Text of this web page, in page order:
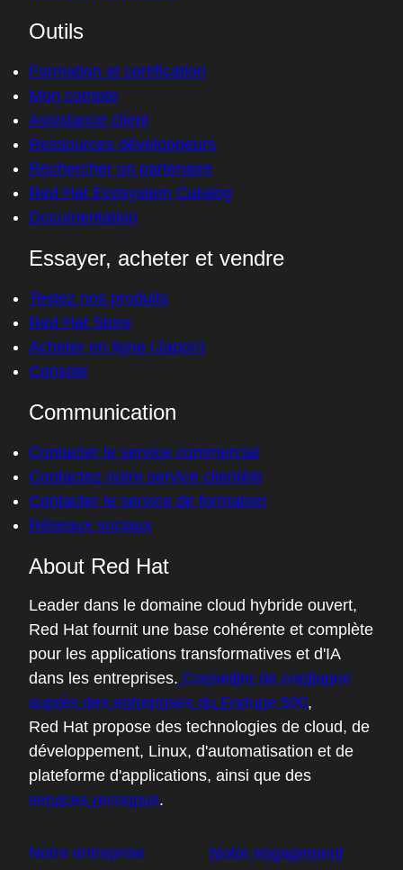
Outils
Formation et certification
Mon compte
Assistance client
Ressources développeurs
Rechercher un partenaire
Red Hat Ecosystem Catalog
Documentation
Essayer, acheter et vendre
Testez nos produits
Red Hat Store
Acheter en ligne (Japon)
Console
Communication
Contacter le service commercial
Contactez notre service clientèle
Contacter le service de formation
Réseaux sociaux
About Red Hat
Leader dans le domaine cloud hybride ouvert,
Red Hat fournit une base cohérente et complète
pour les applications transformatives et d'IA
dans les entreprises. Conseiller de confiance
auprès des entreprises du Fortune 500,
Red Hat propose des technologies de cloud, de
développement, Linux, d'automatisation et de
plateforme d'applications, ainsi que des
services reconnus.
Notre entreprise
Notre engagement